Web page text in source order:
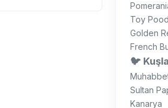
Toy
Golden
French
🐦
Sultan
Kanarya